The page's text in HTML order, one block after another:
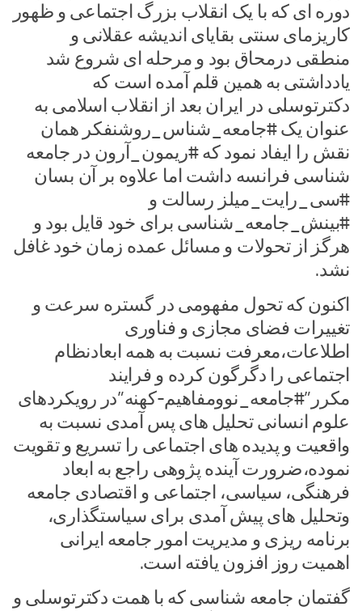
دوره ای که با یک انقلاب بزرگ اجتماعی و ظهور
کاریزمای سنتی بقایای اندیشه عقلانی و
منطقی درمحاق بود و مرحله ای شروع شد
یادداشتی به همین قلم آمده است که
دکترتوسلی در ایران بعد از انقلاب اسلامی به
عنوان یک #جامعه_شناس_روشنفکر همان
نقش را ایفاد نمود که #ریمون_آرون در جامعه
شناسی فرانسه داشت اما علاوه بر آن بسان
#سی_رایت_میلز رسالت و
#بینش_جامعه_شناسی برای خود قایل بود و
هرگز از تحولات و مسائل عمده زمان خود غافل
نشد.
اکنون که تحول مفهومی در گستره سرعت و
تغییرات فضای مجازی و فناوری
اطلاعات،معرفت نسبت به همه ابعادنظام
اجتماعی را دگرگون کرده و فرایند
مکرر”#جامعه_نوومفاهیم-کهنه”در رویکردهای
علوم انسانی تحلیل های پس آمدی نسبت به
واقعیت و پدیده های اجتماعی را تسریع و تقویت
نموده،ضرورت آینده پژوهی راجع به ابعاد
فرهنگی، سیاسی، اجتماعی و اقتصادی جامعه
وتحلیل های پیش آمدی برای سیاستگذاری،
برنامه ریزی و مدیریت امور جامعه ایرانی
اهمیت روز افزون یافته است.
گفتمان جامعه شناسی که با همت دکترتوسلی و